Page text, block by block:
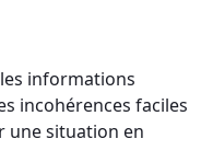
informations
incohérences faciles
une situation en